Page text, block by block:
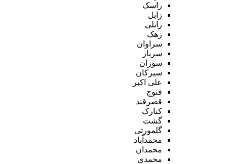
راسک
زابل
زابلی
زهک
سراوان
سرباز
سوران
سیرکان
علی اکبر
فنوج
قصرقند
کنارک
گشت
گلمورتی
محمدآباد
محمدان
محمدی